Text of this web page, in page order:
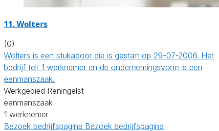
11. Wolters
(0)
Wolters is een stukadoor die is gestart op 29-07-2006. Het
bedrijf telt 1 werknemer en de ondernemingsvorm is een
eenmanszaak.
Werkgebied Reningelst
eenmanszaak
1 werknemer
Bezoek bedrijfspagina Bezoek bedrijfspagina